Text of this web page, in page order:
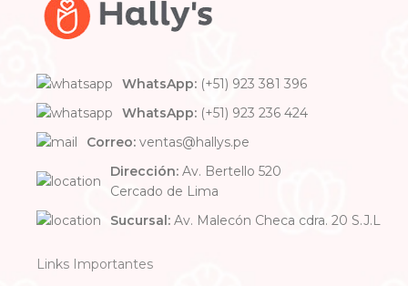
WhatsApp: (+51) 923 381 396
WhatsApp: (+51) 923 236 424
Correo: ventas@hallys.pe
Dirección: Av. Bertello 520
Cercado de Lima
Sucursal: Av. Malecón Checa cdra. 20 S.J.L
Links Importantes